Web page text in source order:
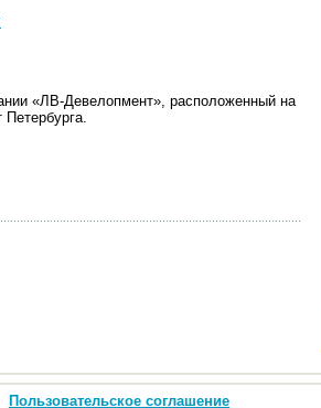
«ЛВ-Девелопмент», расположенный на
Пользовательское соглашение